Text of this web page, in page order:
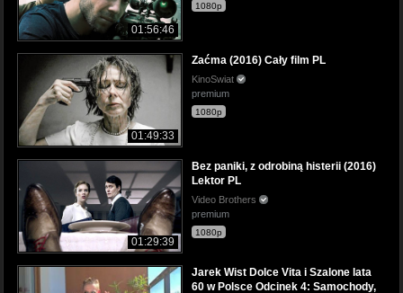
01:56:46
1080p
01:49:33
Zaćma (2016) Cały film PL
KinoSwiat
premium
1080p
01:29:39
Bez paniki, z odrobiną histerii (2016)
Lektor PL
Video Brothers
premium
1080p
Jarek Wist Dolce Vita i Szalone lata
60 w Polsce Odcinek 4: Samochody,